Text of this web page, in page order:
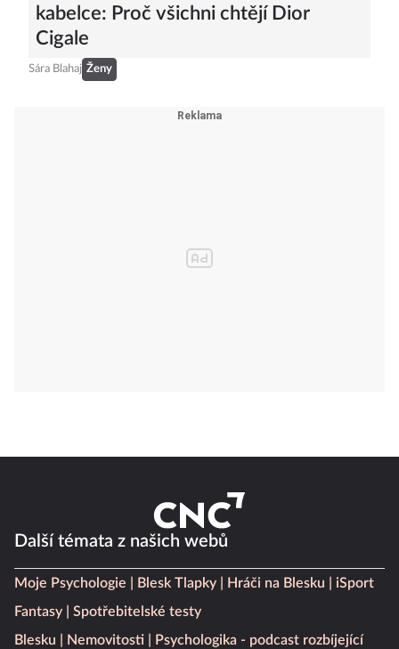
kabelce: Proč všichni chtějí Dior
Cigale
Sára Blahaj Ženy
Další témata z našich webů
Moje Psychologie Blesk Tlapky Hráči na Blesku
iSport
Fantasy
Spotřebitelské testy
Blesku
Nemovitosti
Psychologika - podcast rozbíjející